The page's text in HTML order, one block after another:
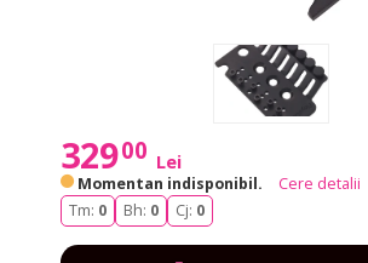
32900 Lei
Momentan indisponibil.
Cere detalii
Tm: 0 Bh: 0 Cj: 0